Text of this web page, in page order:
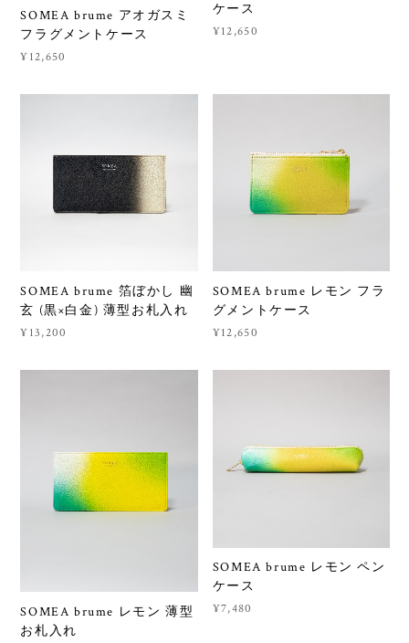
SOMEA brume アオガスミ
フラグメントケース
¥12,650
ケース
¥12,650
SOMEA brume 箔ぼかし 幽
玄 (黒×白金) 薄型お札入れ
¥13,200
SOMEA brume レモン フラ
グメントケース
¥12,650
SOMEA brume レモン 薄型
お札入れ
SOMEA brume レモン ペン
ケース
¥7,480